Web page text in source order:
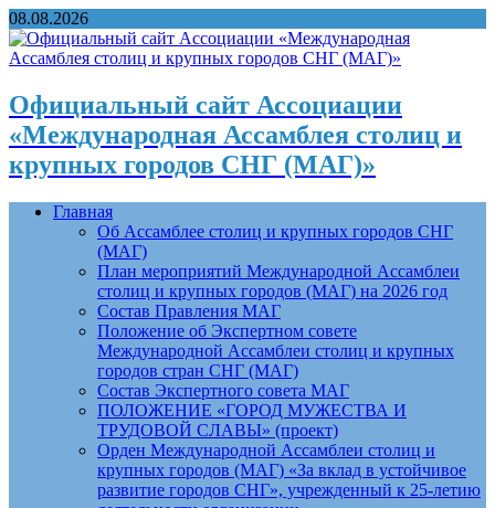
08.08.2026
Официальный сайт Ассоциации
«Международная Ассамблея столиц и
крупных городов СНГ (МАГ)»
Главная
Об Ассамблее столиц и крупных городов СНГ
(МАГ)
План мероприятий Международной Ассамблеи
столиц и крупных городов (МАГ) на 2026 год
Состав Правления МАГ
Положение об Экспертном совете
Международной Ассамблеи столиц и крупных
городов стран СНГ (МАГ)
Состав Экспертного совета МАГ
ПОЛОЖЕНИЕ «ГОРОД МУЖЕСТВА И
ТРУДОВОЙ СЛАВЫ» (проект)
Орден Международной Ассамблеи столиц и
крупных городов (МАГ) «За вклад в устойчивое
развитие городов СНГ», учрежденный к 25-летию